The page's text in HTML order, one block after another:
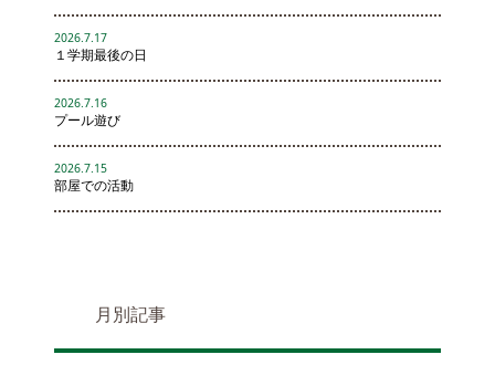
１学期最後の日
2026.7.17
プール遊び
2026.7.16
部屋での活動
2026.7.15
月別記事